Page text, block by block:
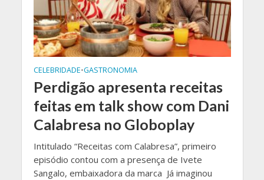
CELEBRIDADE•GASTRONOMIA
Perdigão apresenta receitas
feitas em talk show com Dani
Calabresa no Globoplay
Intitulado “Receitas com Calabresa”, primeiro
episódio contou com a presença de Ivete
Sangalo, embaixadora da marca Já imaginou